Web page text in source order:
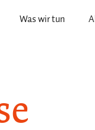
Was wir tun